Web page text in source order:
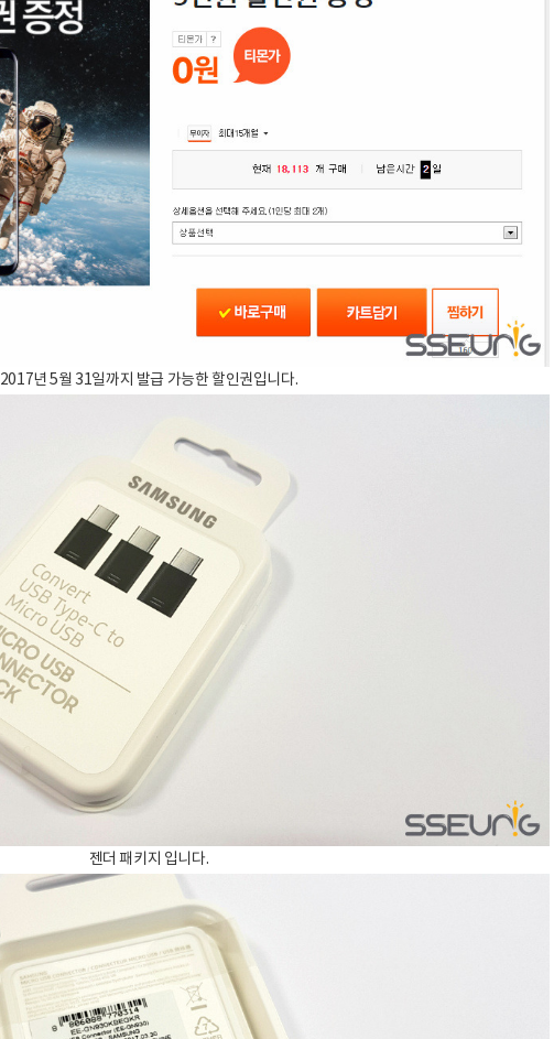
2017년 5월 31일까지 발급 가능한 할인권입니다.
젠더 패키지 입니다.